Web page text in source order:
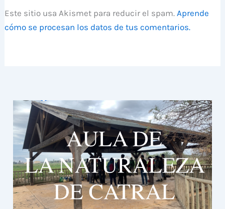
Este sitio usa Akismet para reducir el spam.Aprende
cómo se procesan los datos de tus comentarios.